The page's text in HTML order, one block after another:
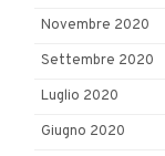
Novembre 2020
Settembre 2020
Luglio 2020
Giugno 2020